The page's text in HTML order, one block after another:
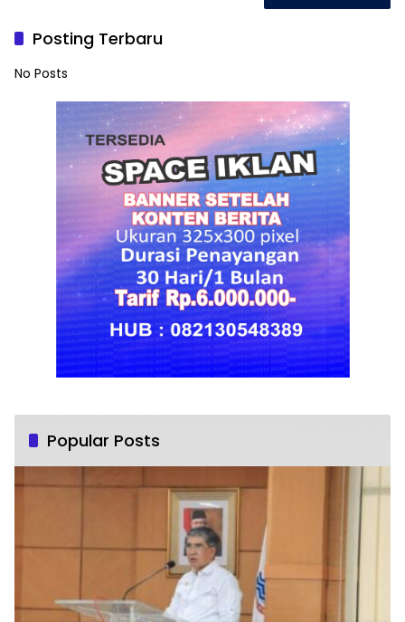
Posting Terbaru
No Posts
Popular Posts